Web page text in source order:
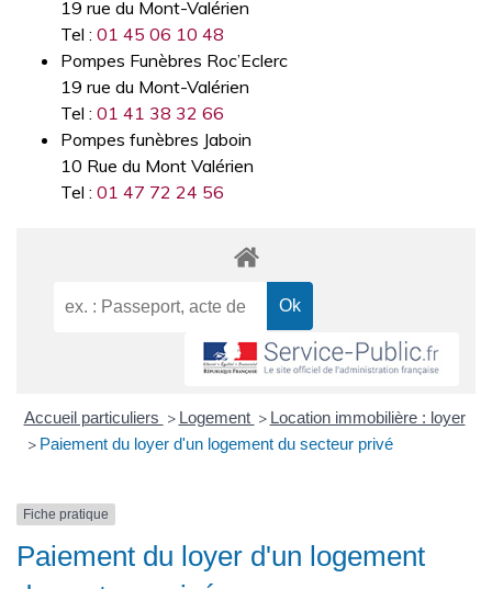
19 rue du Mont-Valérien
Tel : 01 45 06 10 48
Pompes Funèbres Roc’Eclerc
19 rue du Mont-Valérien
Tel : 01 41 38 32 66
Pompes funèbres Jaboin
10 Rue du Mont Valérien
Tel : 01 47 72 24 56
Accueil particuliers > Logement > Location immobilière : loyer
> Paiement du loyer d'un logement du secteur privé
Fiche pratique
Paiement du loyer d'un logement